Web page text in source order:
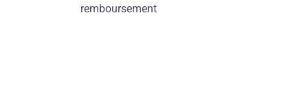
remboursement